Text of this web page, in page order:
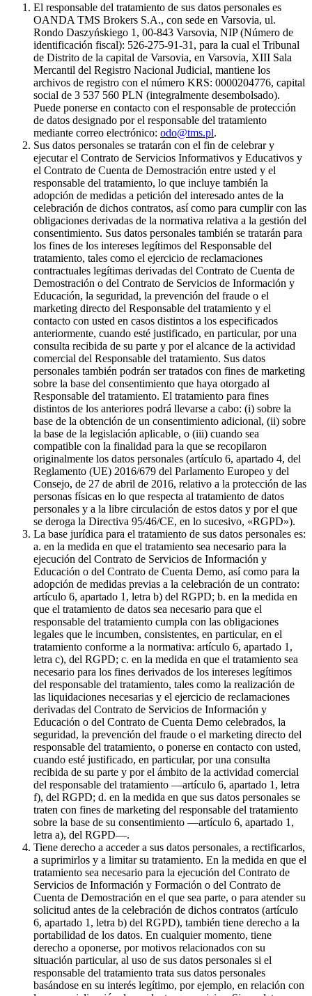
El responsable del tratamiento de sus datos personales es
OANDA TMS Brokers S.A., con sede en Varsovia, ul.
Rondo Daszyńskiego 1, 00-843 Varsovia, NIP (Número de
identificación fiscal): 526-275-91-31, para la cual el Tribunal
de Distrito de la capital de Varsovia, en Varsovia, XIII Sala
Mercantil del Registro Nacional Judicial, mantiene los
archivos de registro con el número KRS: 0000204776, capital
social de 3 537 560 PLN (integralmente desembolsado).
Puede ponerse en contacto con el responsable de protección
de datos designado por el responsable del tratamiento
mediante correo electrónico: odo@tms.pl.
Sus datos personales se tratarán con el fin de celebrar y
ejecutar el Contrato de Servicios Informativos y Educativos y
el Contrato de Cuenta de Demostración entre usted y el
responsable del tratamiento, lo que incluye también la
adopción de medidas a petición del interesado antes de la
celebración de dichos contratos, así como para cumplir con las
obligaciones derivadas de la normativa relativa a la gestión del
consentimiento. Sus datos personales también se tratarán para
los fines de los intereses legítimos del Responsable del
tratamiento, tales como el ejercicio de reclamaciones
contractuales legítimas derivadas del Contrato de Cuenta de
Demostración o del Contrato de Servicios de Información y
Educación, la seguridad, la prevención del fraude o el
marketing directo del Responsable del tratamiento y el
contacto con usted en casos distintos a los especificados
anteriormente, cuando esté justificado, en particular, por una
consulta recibida de su parte y por el alcance de la actividad
comercial del Responsable del tratamiento. Sus datos
personales también podrán ser tratados con fines de marketing
sobre la base del consentimiento que haya otorgado al
Responsable del tratamiento. El tratamiento para fines
distintos de los anteriores podrá llevarse a cabo: (i) sobre la
base de la obtención de un consentimiento adicional, (ii) sobre
la base de la legislación aplicable, o (iii) cuando sea
compatible con la finalidad para la que se recopilaron
originalmente los datos personales (artículo 6, apartado 4, del
Reglamento (UE) 2016/679 del Parlamento Europeo y del
Consejo, de 27 de abril de 2016, relativo a la protección de las
personas físicas en lo que respecta al tratamiento de datos
personales y a la libre circulación de estos datos y por el que
se deroga la Directiva 95/46/CE, en lo sucesivo, «RGPD»).
La base jurídica para el tratamiento de sus datos personales es:
a. en la medida en que el tratamiento sea necesario para la
ejecución del Contrato de Servicios de Información y
Educación o del Contrato de Cuenta Demo, así como para la
adopción de medidas previas a la celebración de un contrato:
artículo 6, apartado 1, letra b) del RGPD; b. en la medida en
que el tratamiento de datos sea necesario para que el
responsable del tratamiento cumpla con las obligaciones
legales que le incumben, consistentes, en particular, en el
tratamiento conforme a la normativa: artículo 6, apartado 1,
letra c), del RGPD; c. en la medida en que el tratamiento sea
necesario para los fines derivados de los intereses legítimos
del responsable del tratamiento, tales como la realización de
las liquidaciones necesarias y el ejercicio de reclamaciones
derivadas del Contrato de Servicios de Información y
Educación o del Contrato de Cuenta Demo celebrados, la
seguridad, la prevención del fraude o el marketing directo del
responsable del tratamiento, o ponerse en contacto con usted,
cuando esté justificado, en particular, por una consulta
recibida de su parte y por el ámbito de la actividad comercial
del responsable del tratamiento —artículo 6, apartado 1, letra
f), del RGPD; d. en la medida en que sus datos personales se
traten con fines de marketing del responsable del tratamiento
sobre la base de su consentimiento —artículo 6, apartado 1,
letra a), del RGPD—.
Tiene derecho a acceder a sus datos personales, a rectificarlos,
a suprimirlos y a limitar su tratamiento. En la medida en que el
tratamiento sea necesario para la ejecución del Contrato de
Servicios de Información y Formación o del Contrato de
Cuenta de Demostración en el que sea parte, o para atender su
solicitud antes de la celebración de dichos contratos (artículo
6, apartado 1, letra b) del RGPD), también tiene derecho a la
portabilidad de los datos. En cualquier momento, tiene
derecho a oponerse, por motivos relacionados con su
situación particular, al uso de sus datos personales si el
responsable del tratamiento trata sus datos personales
basándose en su interés legítimo, por ejemplo, en relación con